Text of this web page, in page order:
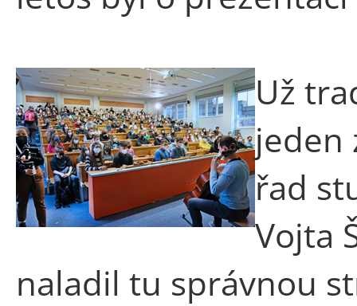
Už
jeden
řad
Vojta
naladil tu správnou